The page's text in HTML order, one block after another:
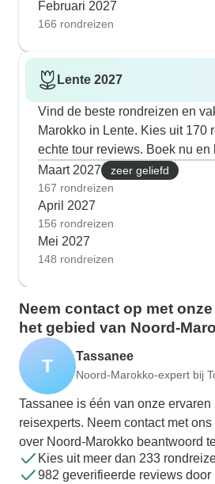
Februari 2027
166 rondreizen
Lente 2027
Vind de beste rondreizen en
Marokko in Lente. Kies uit 170
echte tour reviews. Boek nu en
Maart 2027
zeer geliefd
167 rondreizen
April 2027
156 rondreizen
Mei 2027
148 rondreizen
Neem contact op met
het gebied van Noord-
T Tassanee
Noord-Marokko-expert bij
Tassanee is één van onze
reisexperts. Neem contact met
over Noord-Marokko beantwoord
Kies uit meer dan 233
982 geverifieerde reviews door